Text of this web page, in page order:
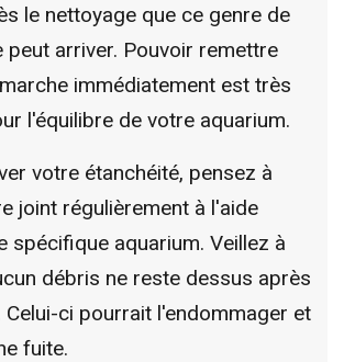
le nettoyage que ce genre de
peut arriver. Pouvoir remettre
immédiatement est très
l'équilibre de votre aquarium.
votre étanchéité, pensez à
joint régulièrement à l'aide
spécifique aquarium. Veillez à
débris ne reste dessus après
Celui-ci pourrait l'endommager et
fuite.